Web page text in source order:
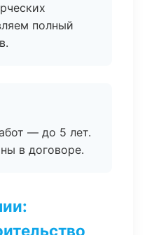
полный
— до 5 лет.
в договоре.